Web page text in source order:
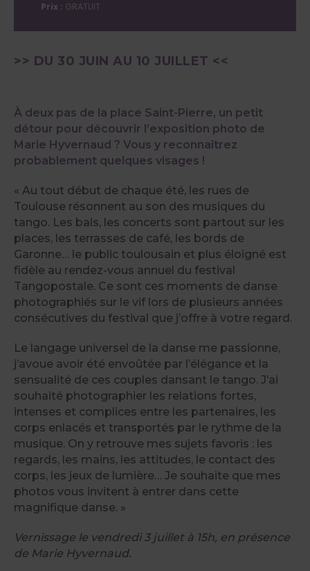
Prix : GRATUIT
>> DU 30 JUIN AU 10 JUILLET <<
À deux pas de la place Saint-Pierre, un petit
détour pour découvrir l’exposition photo de
Marie Hyvernaud ? Vous y reconnaîtrez
probablement quelques visages !
« Au tout début de chaque été, les rues de
Toulouse résonnent au son des musiques du
tango. Les bals, les concerts sont partout sur les
places, les terrasses de café, les bords de
Garonne… le public toulousain et plus éloigné est
fidèle au rendez-vous annuel du festival
Tangopostale. Ce sont ces moments de danse
photographiés sur le vif lors de plusieurs années
consécutives du festival que j’offre à votre regard.
Le langage universel de la danse me passionne,
j’avoue avoir été envoûtée par l’élégance et la
sensualité de ces couples dansant le tango. J’ai
souhaité photographier les relations fortes,
intenses et complices entre les partenaires, les
corps enlacés et transportés par le rythme de la
musique. On y retrouve mes sujets favoris : les
regards, les mains, les attitudes, le contact des
corps, les jeux de lumière… Je souhaite que mes
photos vous invitent à entrer dans cette
magnifique danse. »
Vernissage le vendredi 3 juillet à 15h, en présence
de Marie Hyvernaud.